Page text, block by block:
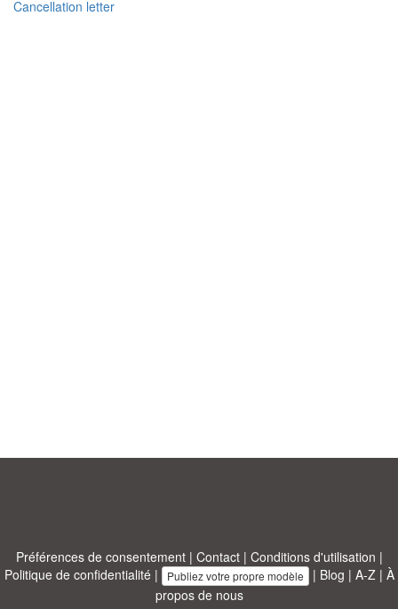
Cancellation letter
Préférences de consentement| Contact| Conditions d'utilisation |
Politique de confidentialité| Publiez votre propre modèle | Blog | A-Z | À
propos de nous